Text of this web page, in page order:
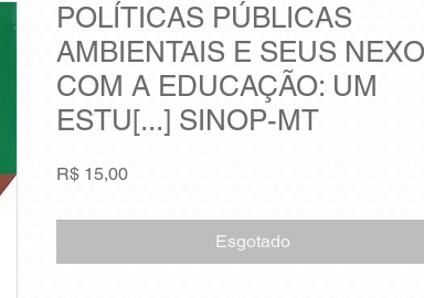
POLÍTICAS PÚBLICAS
AMBIENTAIS E SEUS
COM A EDUCAÇÃO: UM
ESTU[...] SINOP-MT
R$ 15,00Preço
Esgotado